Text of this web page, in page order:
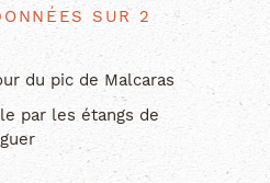
SUR 2
du pic de Malcaras
par les étangs de